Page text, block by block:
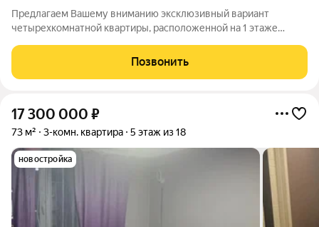
Предлагаем Вашему вниманию эксклюзивный вариант
четырехкомнатной квартиры, расположенной на 1 этаже
м, что гарантирует Вам комфорт и простор для жизни.
Планировка соответствует плану БТИ
Позвонить
17 300 000 ₽
73 м² 3-комн. квартира 5 этаж из 18
новостройка